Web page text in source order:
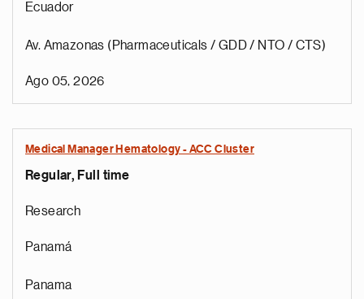
Ecuador
Av. Amazonas (Pharmaceuticals / GDD / NTO / CTS)
Ago 05, 2026
Medical Manager Hematology - ACC Cluster
Regular, Full time
Research
Panamá
Panama